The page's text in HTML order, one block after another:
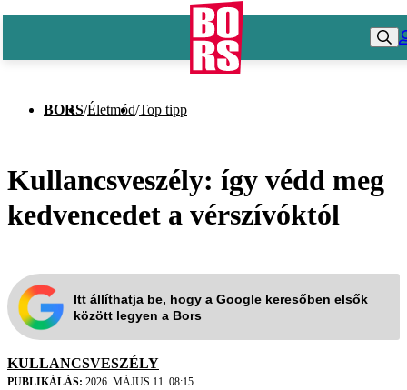
BORS/Életmód/Top tipp
Kullancsveszély: így védd meg
kedvencedet a vérszívóktól
Itt állíthatja be, hogy a Google keresőben elsők
között legyen a Bors
KULLANCSVESZÉLY
PUBLIKÁLÁS: 2026. MÁJUS 11. 08:15